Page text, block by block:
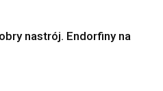
nastrój. Endorfiny na